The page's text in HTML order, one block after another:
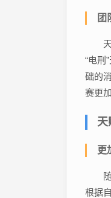
团
“电刑
础的
赛更
天
更
根据